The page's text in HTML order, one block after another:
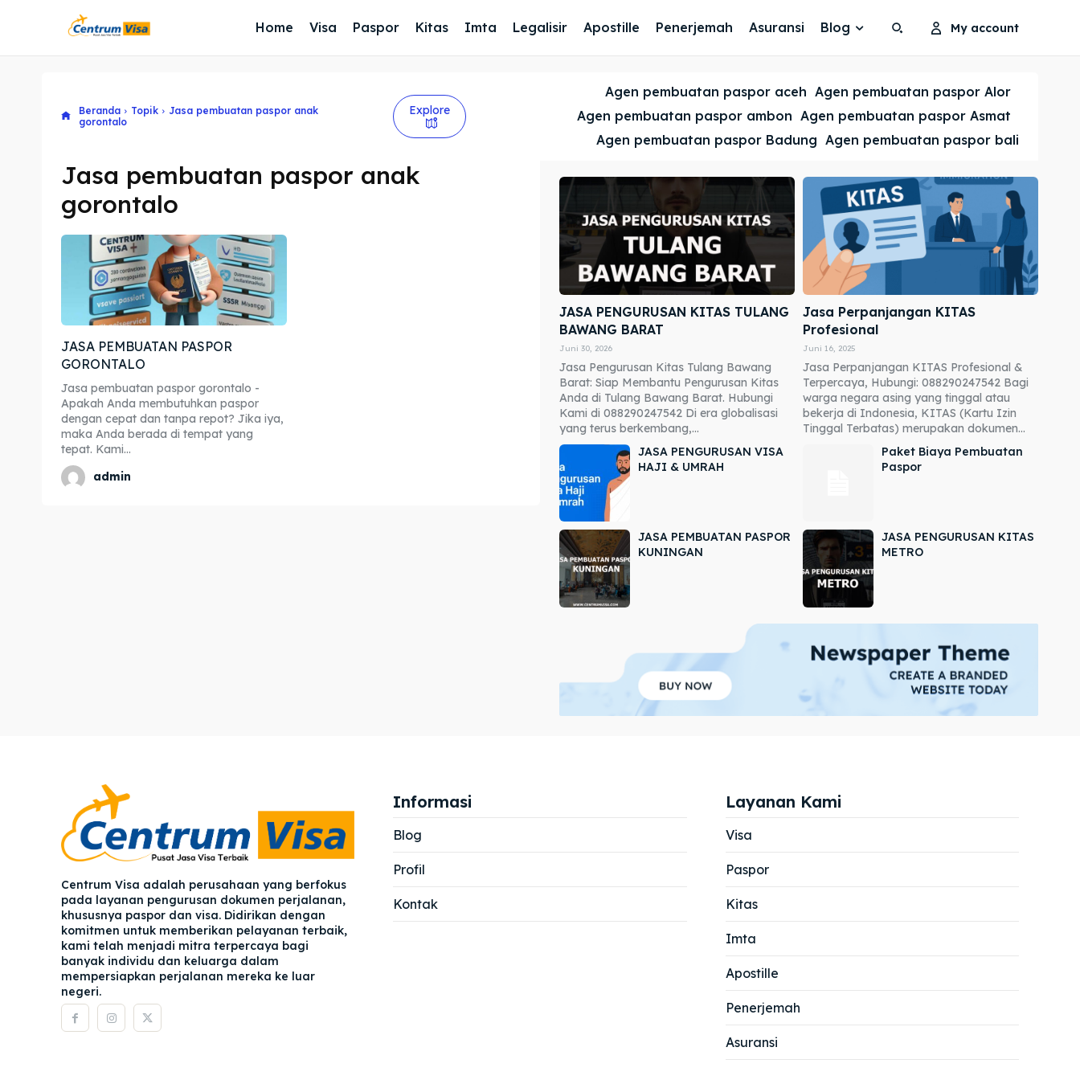
Explore our destinations
Blog
Cari
Explore our destinations
Blog
Cari
Home Visa Paspor Kitas Imta Legalisir Apostille Penerjemah Asuransi Blog My account
Beranda Topik
Jasa pembuatan paspor anak
gorontalo
Explore
Agen pembuatan paspor aceh Agen pembuatan paspor Alor
Agen pembuatan paspor ambon Agen pembuatan paspor Asmat
Agen pembuatan paspor Badung Agen pembuatan paspor bali
Jasa pembuatan paspor anak
gorontalo
JASA PEMBUATAN PASPOR
GORONTALO
Jasa pembuatan paspor gorontalo -
Apakah Anda membutuhkan paspor
dengan cepat dan tanpa repot? Jika iya,
maka Anda berada di tempat yang
tepat. Kami...
admin
JASA PENGURUSAN KITAS TULANG
BAWANG BARAT
Juni 30, 2026
Jasa Pengurusan Kitas Tulang Bawang
Barat: Siap Membantu Pengurusan Kitas
Anda di Tulang Bawang Barat. Hubungi
Kami di 088290247542 Di era globalisasi
yang terus berkembang,...
Jasa Perpanjangan KITAS
Profesional
Juni 16, 2025
Jasa Perpanjangan KITAS Profesional &
Terpercaya, Hubungi: 088290247542 Bagi
warga negara asing yang tinggal atau
bekerja di Indonesia, KITAS (Kartu Izin
Tinggal Terbatas) merupakan dokumen...
JASA PENGURUSAN VISA
HAJI & UMRAH
Paket Biaya Pembuatan
Paspor
JASA PEMBUATAN PASPOR
KUNINGAN
JASA PENGURUSAN KITAS
METRO
Centrum Visa adalah perusahaan yang berfokus
pada layanan pengurusan dokumen perjalanan,
khususnya paspor dan visa. Didirikan dengan
komitmen untuk memberikan pelayanan terbaik,
kami telah menjadi mitra terpercaya bagi
banyak individu dan keluarga dalam
mempersiapkan perjalanan mereka ke luar
negeri.
Informasi
Blog
Profil
Kontak
Layanan Kami
Visa
Paspor
Kitas
Imta
Apostille
Penerjemah
Asuransi